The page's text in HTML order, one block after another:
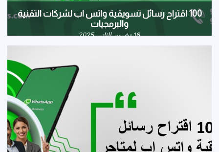
100 اقتراح رسائل تسويقية واتس اب لشركات التقنية
والبرمجيات
16 تشرين الثاني 2025